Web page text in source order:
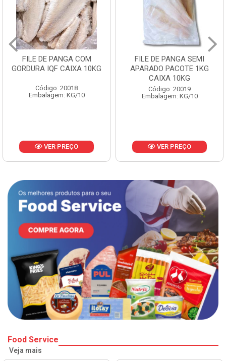
FILE DE PANGA SEMI
APARADO PACOTE 1KG
Código: 20019
Embalagem: KG/10
VER PREÇO
POLACA DESFIADA
PESCAMARES PCT5KG
CX10KG
Código: 20161
Embalagem: KG/10
VER PREÇO
Food Service
Veja mais